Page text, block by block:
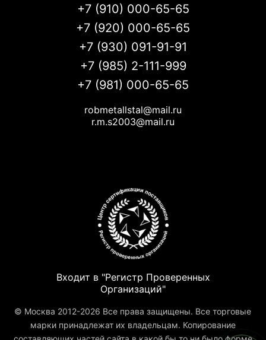
+7 (910) 000-65-65
+7 (920) 000-65-65
+7 (930) 091-91-91
+7 (985) 2-111-999
+7 (981) 000-65-65
robmetallstal@mail.ru
r.m.s2003@mail.ru
Входит в "Регистр Проверенных
Организаций"
© Москва 2012-2026 Все права защищены. Все торговые
марки принадлежат их владельцам. Копирование